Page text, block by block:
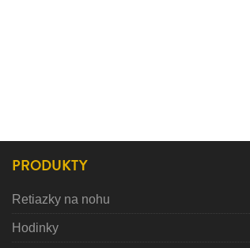
PRODUKTY
Retiazky na nohu
Hodinky